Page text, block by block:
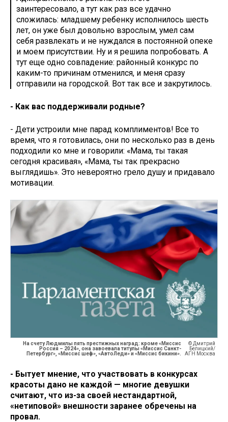
заинтересовало, а тут как раз все удачно
сложилась: младшему ребенку исполнилось шесть
лет, он уже был довольно взрослым, умел сам
себя развлекать и не нуждался в постоянной опеке
и моем присутствии. Ну и я решила попробовать. А
тут еще одно совпадение: районный конкурс по
каким-то причинам отменился, и меня сразу
отправили на городской. Вот так все и закрутилось.
- Как вас поддерживали родные?
- Дети устроили мне парад комплиментов! Все то
время, что я готовилась, они по несколько раз в день
подходили ко мне и говорили: «Мама, ты такая
сегодня красивая», «Мама, ты так прекрасно
выглядишь». Это невероятно грело душу и придавало
мотивации.
На счету Людмилы пять престижных наград: кроме «Миссис
Россия – 2024», она завоевала титулы «Миссис Санкт-
Петербург», «Миссис шеф», «АвтоЛеди» и «Миссис бикини».
© Дмитрий
Белицкий/
АГН Москва
- Бытует мнение, что участвовать в конкурсах
красоты дано не каждой — многие девушки
считают, что из-за своей нестандартной,
«нетиповой» внешности заранее обречены на
провал.